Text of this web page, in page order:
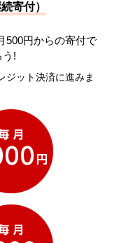
寄付）
500円からの寄付で
う!
ジット決済に進みま